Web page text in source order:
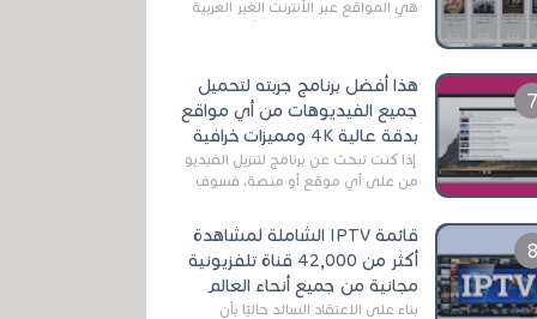
هي المواقع عبر الأنترنت الغير العربية
التي تقدم خدمة تحميل الأفلام على
هذا أفضل برنامج جربته لتحميل
جميع الفيديوهات من أي مواقع
بدقة عالية 4K ومميزات خرافية
إذا كنت تبحث عن برنامج لتنزيل الفيديو
من على أي موقع أو منصة، فسوف
الخاصة بالبرامج والتطبيقات في هذا
المج...
قائمة IPTV الشاملة لمشاهدة
أكثر من 42,000 قناة تلفزيونية
مجانية من جميع أنحاء العالم
بناءً على الاعتقاد السائد حاليًا بأن